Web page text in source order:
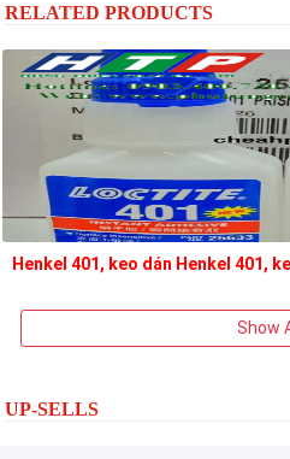
RELATED PRODUCTS
Henkel 401, keo dán Henkel 401,
Show
UP-SELLS